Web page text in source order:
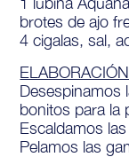
brotes de ajo
4 cigalas, sal,
ELABORACIÓN
Desespinamos
bonitos para la
Escaldamos
Pelamos las